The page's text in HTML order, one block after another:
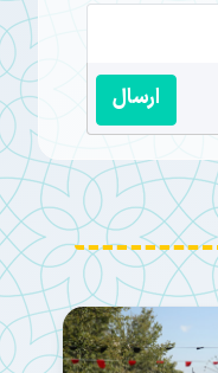
ارسال